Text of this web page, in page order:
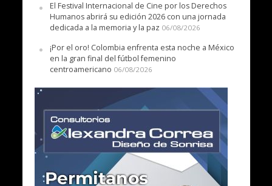
El Festival Internacional de Cine por los Derechos
Humanos abrirá su edición 2026 con una jornada
dedicada a la memoria y la paz 06/08/2026
¡Por el oro! Colombia enfrenta esta noche a México
en la gran final del fútbol femenino
centroamericano 06/08/2026